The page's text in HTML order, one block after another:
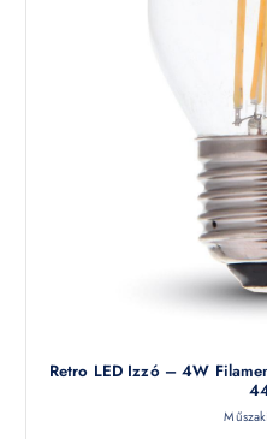
Retro LED Izzó – 4W